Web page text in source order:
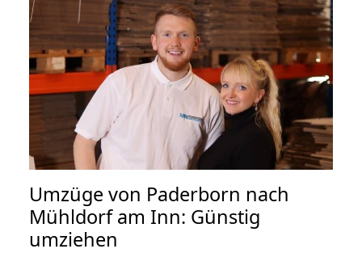
Umzüge von Paderborn nach
Mühldorf am Inn: Günstig
umziehen